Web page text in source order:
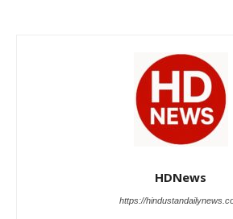
HDNews
https://